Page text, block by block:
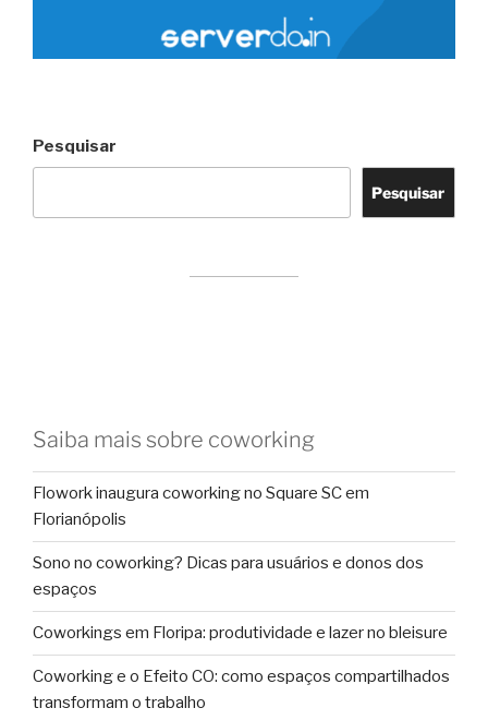
Pesquisar
Pesquisar
Saiba mais sobre coworking
Flowork inaugura coworking no Square SC em
Florianópolis
Sono no coworking? Dicas para usuários e donos dos
espaços
Coworkings em Floripa: produtividade e lazer no bleisure
Coworking e o Efeito CO: como espaços compartilhados
transformam o trabalho